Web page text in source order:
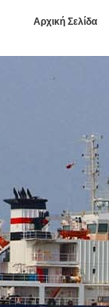
Αρχική Σελίδα